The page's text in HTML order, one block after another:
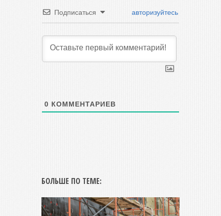
Подписаться авторизуйтесь
0 КОММЕНТАРИЕВ
БОЛЬШЕ ПО ТЕМЕ: